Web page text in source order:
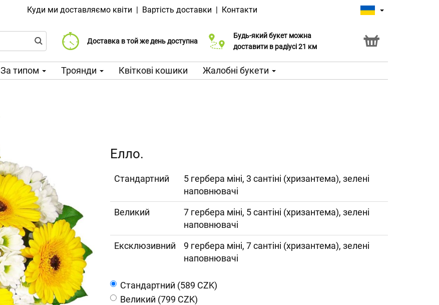
Куди ми доставляємо квіти | Вартість доставки | Контакти
Доставка в той же день доступна
Доставка від 99 CZK
Виберіть дату доставки
Будь-який букет можна
доставити в радіусі 21 км
Послуга Click & Collect
За типом Троянди Квіткові кошики Жалобні букети
Елло.
Cтандартний
5 гербера міні, 3 сантіні (хризантема), зелені
наповнювачі
Великий
7 гербера міні, 5 сантіні (хризантема), зелені
наповнювачі
Ексклюзивний
9 гербера міні, 7 сантіні (хризантема), зелені
наповнювачі
Cтандартний (589 CZK)
Великий (799 CZK)